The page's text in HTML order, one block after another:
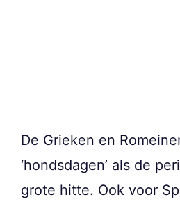
De Grieken en
‘hondsdagen’ als de
grote hitte. Ook voor